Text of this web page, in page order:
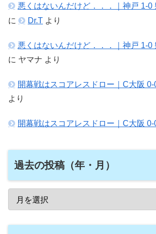
悪くはないんだけど．．．｜神戸 1-0
に
Dr.T より
悪くはないんだけど．．．｜神戸 1-0
に ヤマナ より
開幕戦はスコアレスドロー｜C大阪 0-
より
開幕戦はスコアレスドロー｜C大阪 0-
過去の投稿（年・月）